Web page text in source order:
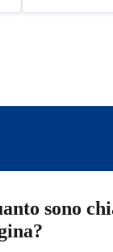
sono